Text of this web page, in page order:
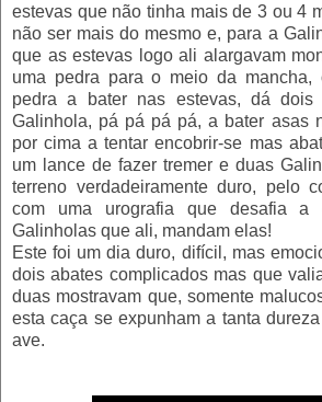
estevas que não tinha mais de 3 ou 4
não ser mais do mesmo e, para a
que as estevas logo ali alargavam
uma pedra para o meio da
pedra a bater nas estevas, dá
Galinhola, pá pá pá pá, a bater asas
por cima a tentar encobrir-se mas
um lance de fazer tremer e duas
terreno verdadeiramente duro, pelo
com uma urografia que desafia a
Galinholas que ali, mandam elas!
Este foi um dia duro, difícil, mas
dois abates complicados mas que
duas mostravam que, somente
esta caça se expunham a tanta
ave.